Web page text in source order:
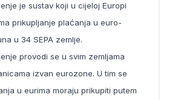
je sustav koji u cijeloj Europi
prikupljanje plaćanja u euro-
u 34 SEPA zemlje.
provodi se u svim zemljama
izvan eurozone. U tim se
u eurima moraju prikupiti putem